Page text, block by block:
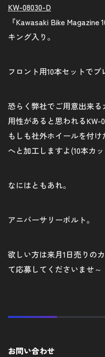
KW-08030-D
『Kawasaki Bike
キング入り。
フロント用10本セットでプ
恐らく弊社でご用意出来
用性があると思われるKW-
もしも社外ホイールを付
へと加工しますよ(10本カ
なにはともあれ。
アニバーサリーボルト。
欲しい方は来月1日売りの
て応募してくださいませ～
お問い合わせ